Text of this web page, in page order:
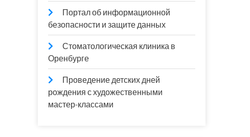
Портал об информационной
безопасности и защите данных
Стоматологическая клиника в
Оренбурге
Проведение детских дней
рождения с художественными
мастер-классами